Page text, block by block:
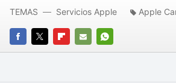
FACEBOOK
TWITTERFLIPBOARD
E-
WHATSAPP
TEMAS Servicios Apple Apple